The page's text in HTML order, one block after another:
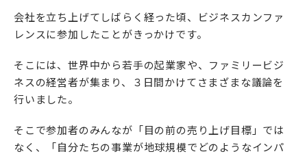
会社を立ち上げてしばらく経った頃、ビジネスカンファ
レンスに参加したことがきっかけです。
そこには、世界中から若手の起業家や、ファミリービジ
ネスの経営者が集まり、３日間かけてさまざまな議論を
行いました。
そこで参加者のみんなが「目の前の売り上げ目標」では
なく、「自分たちの事業が地球規模でどのようなインパ